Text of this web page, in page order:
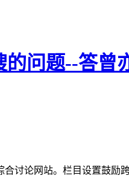
问题--答曾
合讨论网站。栏目设置鼓